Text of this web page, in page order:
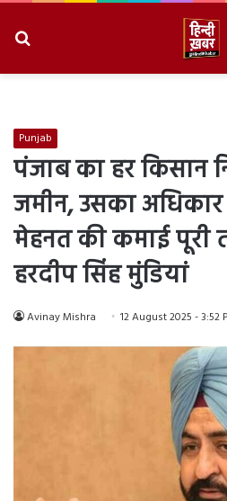
Punjab
पंजाब का हर किसान
जमीन, उसका
मेहनत की कमाई पूरी
हरदीप सिंह मुंडियां
Avinay Mishra 12 August 2025 - 3:52